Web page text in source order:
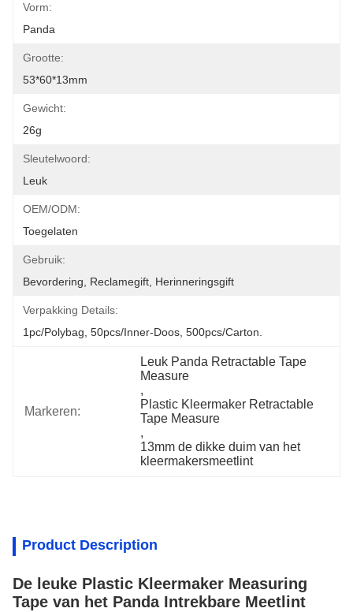
Vorm:
Panda
Grootte:
53*60*13mm
Gewicht:
26g
Sleutelwoord:
Leuk
OEM/ODM:
Toegelaten
Gebruik:
Bevordering, Reclamegift, Herinneringsgift
Verpakking Details:
1pc/polybag, 50pcs/inner-Doos, 500pcs/carton.
Markeren:
Leuk Panda Retractable Tape
Measure
,
Plastic Kleermaker Retractable
Tape Measure
,
13mm de dikke duim van het
kleermakersmeetlint
Product Description
De leuke Plastic Kleermaker Measuring
Tape van het Panda Intrekbare Meetlint